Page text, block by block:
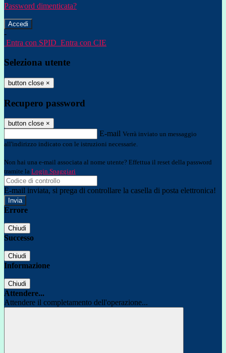
Password dimenticata?
-
Entra con SPID Entra con CIE
Seleziona utente
button close ×
Recupero password
button close ×
E-mail Verrà inviato un messaggio
all'indirizzo indicato con le istruzioni necessarie.
Non hai una e-mail associata al nome utente? Effettua il reset della password
tramite la Login Spaggiari
E-mail inviata, si prega di controllare la casella di posta elettronica!
Errore
Chiudi
Successo
Chiudi
Informazione
Chiudi
Attendere...
Attendere il completamento dell'operazione...